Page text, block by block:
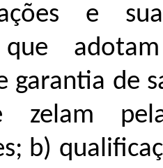
e
que
garantia de
zelam
b)